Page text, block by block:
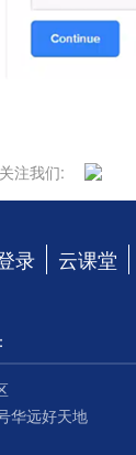
关注我们:
录 云课堂
华远好天地